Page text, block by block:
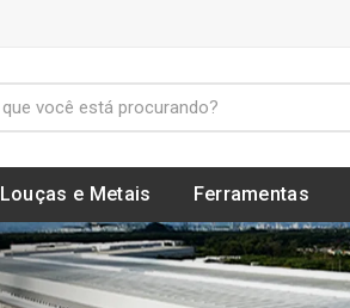
Louças e Metais Ferramentas